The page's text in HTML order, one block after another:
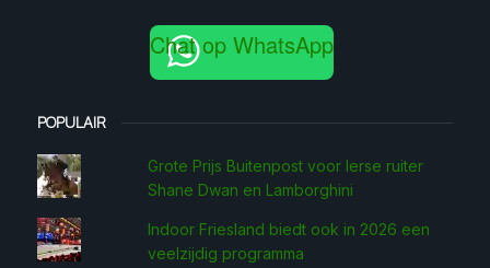
Chat op WhatsApp
POPULAIR
Grote Prijs Buitenpost voor Ierse ruiter
Shane Dwan en Lamborghini
Indoor Friesland biedt ook in 2026 een
veelzijdig programma